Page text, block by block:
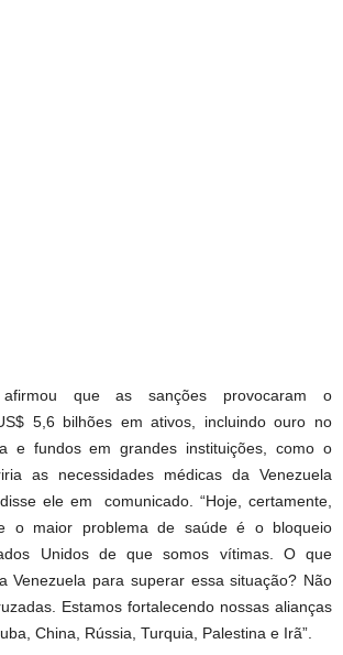
afirmou que as sanções provocaram o
5,6 bilhões em ativos, incluindo ouro no
e fundos em grandes instituições, como o
as necessidades médicas da Venezuela
ele em comunicado. “Hoje, certamente,
o maior problema de saúde é o bloqueio
Unidos de que somos vítimas. O que
Venezuela para superar essa situação? Não
Estamos fortalecendo nossas alianças
China, Rússia, Turquia, Palestina e Irã”.